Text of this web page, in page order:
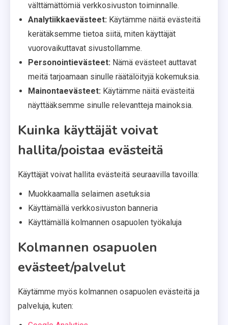
välttämättömiä verkkosivuston toiminnalle.
Analytiikkaevästeet: Käytämme näitä evästeitä
kerätäksemme tietoa siitä, miten käyttäjät
vuorovaikuttavat sivustollamme.
Personointievästeet: Nämä evästeet auttavat
meitä tarjoamaan sinulle räätälöityjä kokemuksia.
Mainontaevästeet: Käytämme näitä evästeitä
näyttääksemme sinulle relevantteja mainoksia.
Kuinka käyttäjät voivat
hallita/poistaa evästeitä
Käyttäjät voivat hallita evästeitä seuraavilla tavoilla:
Muokkaamalla selaimen asetuksia
Käyttämällä verkkosivuston banneria
Käyttämällä kolmannen osapuolen työkaluja
Kolmannen osapuolen
evästeet/palvelut
Käytämme myös kolmannen osapuolen evästeitä ja
palveluja, kuten: